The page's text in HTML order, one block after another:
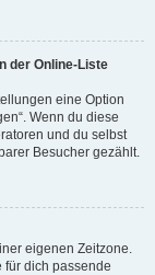
der Online-Liste
eine Option
Wenn du diese
und du selbst
Besucher gezählt.
eigenen Zeitzone.
für dich passende